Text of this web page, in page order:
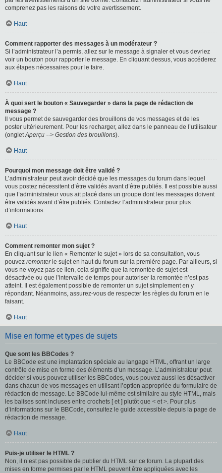
comprenez pas les raisons de votre avertissement.
Haut
Comment rapporter des messages à un modérateur ?
Si l’administrateur l’a permis, allez sur le message à signaler et vous devriez
voir un bouton pour rapporter le message. En cliquant dessus, vous accéderez
aux étapes nécessaires pour le faire.
Haut
À quoi sert le bouton « Sauvegarder » dans la page de rédaction de
message ?
Il vous permet de sauvegarder des brouillons de vos messages et de les
poster ultérieurement. Pour les recharger, allez dans le panneau de l’utilisateur
(ongletAperçu --> Gestion des brouillons).
Haut
Pourquoi mon message doit être validé ?
L’administrateur peut avoir décidé que les messages du forum dans lequel
vous postez nécessitent d’être validés avant d’être publiés. Il est possible aussi
que l’administrateur vous ait placé dans un groupe dont les messages doivent
être validés avant d’être publiés. Contactez l’administrateur pour plus
d’informations.
Haut
Comment remonter mon sujet ?
En cliquant sur le lien « Remonter le sujet » lors de sa consultation, vous
pouvez remonterle sujet en haut du forum sur la première page. Par ailleurs, si
vous ne voyez pas ce lien, cela signifie que la remontée de sujet est
désactivée ou que l’intervalle de temps pour autoriser la remontée n’est pas
atteint. Il est également possible de remonter un sujet simplement en y
répondant. Néanmoins, assurez-vous de respecter les règles du forum en le
faisant.
Haut
Mise en forme et types de sujets
Que sont les BBCodes ?
Le BBCode est une implantation spéciale au langage HTML, offrant un large
contrôle de mise en forme des éléments d’un message. L’administrateur peut
décider si vous pouvez utiliser les BBCodes, vous pouvez aussi les désactiver
dans chacun de vos messages en utilisant l’option appropriée du formulaire de
rédaction de message. Le BBCode lui-même est similaire au style HTML, mais
les balises sont incluses entre crochets [ et ] plutôt que < et >. Pour plus
d’informations sur le BBCode, consultez le guide accessible depuis la page de
rédaction de message.
Haut
Puis-je utiliser le HTML ?
Non, il n’est pas possible de publier du HTML sur ce forum. La plupart des
mises en forme permises par le HTML peuvent être appliquées avec les